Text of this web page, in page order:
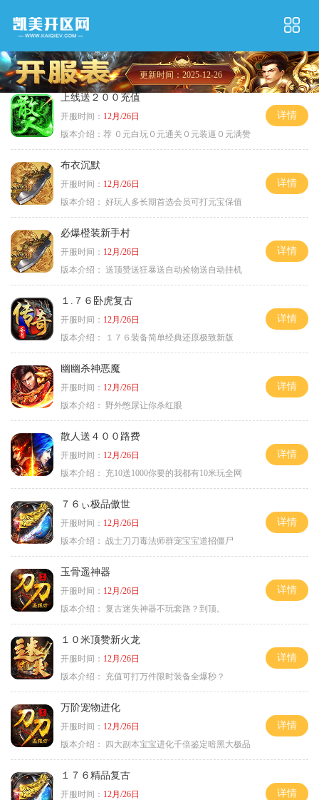
更新时间：2025-12-26
上线送２００充值
开服时间： 12月/26日
版本介绍： 荐 ０元白玩０元通关０元装逼０元满赞
详情
布衣沉默
开服时间： 12月/26日
版本介绍： 好玩人多长期首选会员可打元宝保值
详情
必爆橙装新手村
开服时间： 12月/26日
版本介绍： 送顶赞送狂暴送自动捡物送自动挂机
详情
１.７６卧虎复古
开服时间： 12月/26日
版本介绍：
１７６装备简单经典还原极致新版
详情
幽幽杀神恶魔
开服时间： 12月/26日
版本介绍：
野外憋尿让你杀红眼
详情
散人送４００路费
开服时间： 12月/26日
版本介绍：
充10送1000你要的我都有10米玩全网
详情
７６ぃ极品傲世
开服时间： 12月/26日
版本介绍： 战士刀刀毒法师群宠宝宝道招僵尸
详情
玉骨遥神器
开服时间： 12月/26日
版本介绍： 复古迷失神器不玩套路？到顶。
详情
１０米顶赞新火龙
开服时间： 12月/26日
版本介绍：
充值可打万件限时装备全爆秒？
详情
万阶宠物进化
开服时间： 12月/26日
版本介绍：
四大副本宝宝进化千倍鉴定暗黑大极品
详情
１７６精品复古
开服时间： 12月/26日
详情